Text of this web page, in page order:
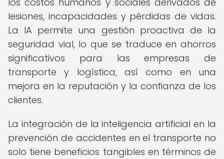
lesiones, incapacidades y pérdidas de vidas.
La IA permite una gestión proactiva de la
seguridad vial, lo que se traduce en ahorros
significativos para las empresas de
transporte y logística, así como en una
mejora en la reputación y la confianza de los
clientes.
La integración de la inteligencia artificial en la
prevención de accidentes en el transporte no
solo tiene beneficios tangibles en términos de